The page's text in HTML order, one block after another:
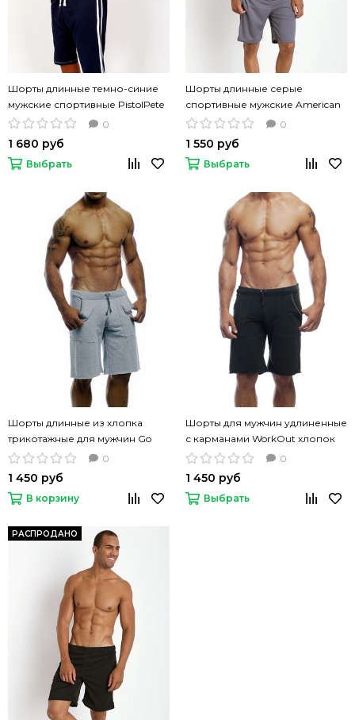
Шорты длинные темно-синие
мужские спортивные PistolPete
AXION
0
1 680 руб
Выбрать
Шорты длинные серые
спортивные мужские American
Jock Workout
0
1 550 руб
Выбрать
Шорты длинные из хлопка
трикотажные для мужчин Go
Softwear WorkOut серый цвет
0
1 450 руб
В корзину
Шорты для мужчин удлиненные
с карманами WorkOut хлопок
трикотажный черные
0
1 450 руб
Выбрать
РАСПРОДАНО